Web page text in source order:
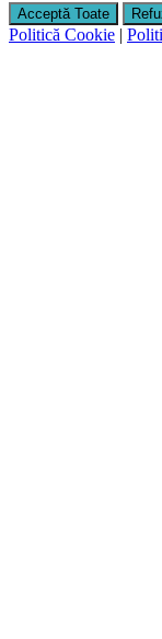
Acceptă Toate
Politică Cookie |